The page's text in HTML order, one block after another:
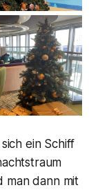
ein Schiff
man dann mit